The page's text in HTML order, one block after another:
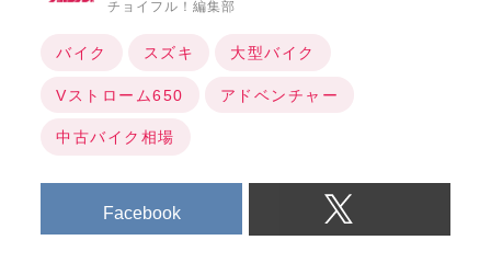
チョイフル！編集部
バイク スズキ 大型バイク
Vストローム650 アドベンチャー
中古バイク相場
Facebook